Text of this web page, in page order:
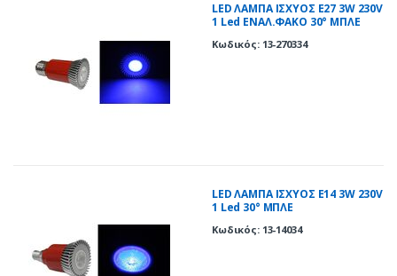
LED ΛΑΜΠΑ ΙΣΧΥΟΣ Ε27 3W 230V
1 Led ΕΝΑΛ.ΦΑΚΟ 30° ΜΠΛΕ
Κωδικός: 13-270334
LED ΛΑΜΠΑ ΙΣΧΥΟΣ E14 3W 230V
1 Led 30° ΜΠΛΕ
Κωδικός: 13-14034